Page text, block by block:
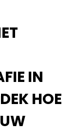
IN
HOE